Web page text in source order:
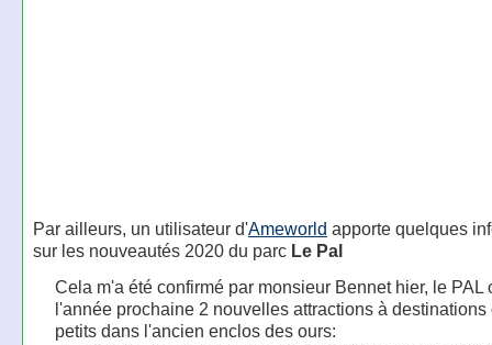
Par ailleurs, un utilisateur d'Ameworld apporte quelques
sur les nouveautés 2020 du parc Le Pal
Cela m'a été confirmé par monsieur Bennet hier, le PAL
l'année prochaine 2 nouvelles attractions à destinations
petits dans l'ancien enclos des ours: